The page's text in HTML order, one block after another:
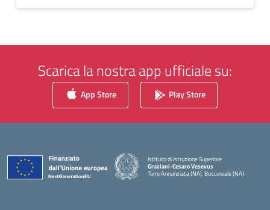
Scarica la nostra app ufficiale su:
App Store Play Store
Istituto di Istruzione Superiore
Graziani-Cesaro Vesevus
Torre Annunziata (NA), Boscoreale (NA)